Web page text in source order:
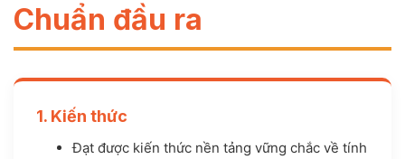
Chuẩn đầu ra
1. Kiến thức
Đạt được kiến thức nền tảng vững chắc về tính